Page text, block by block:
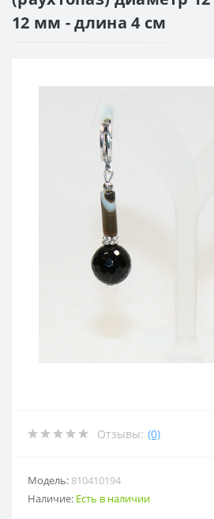
12 мм - длина 4 см
Отзывы: (0)
Модель: 810410194
Наличие: Есть в наличии